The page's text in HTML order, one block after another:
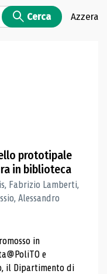
Cerca Azzera
prototipale
in biblioteca
Fabrizio Lamberti,
Alessandro
in
e
il Dipartimento di